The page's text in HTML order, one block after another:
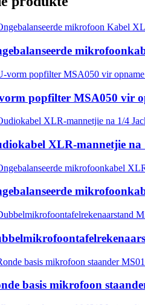
popfilter MSA050 vir
XLR-mannetjie
basis mikrofoon